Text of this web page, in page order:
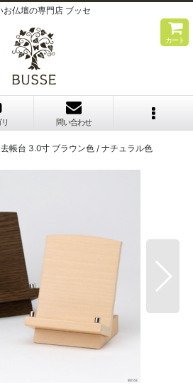
お仏壇の専門店 ブッセ
カート
問い合わせ
帳台 3.0寸 ブラウン色 / ナチュラル色